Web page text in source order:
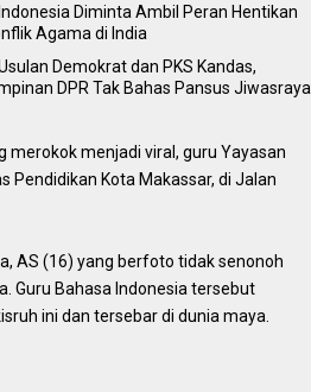
Indonesia Diminta Ambil Peran Hentikan
Agama di India
Demokrat dan PKS Kandas,
DPR Tak Bahas Pansus Jiwasraya
merokok menjadi viral, guru Yayasan
Pendidikan Kota Makassar, di Jalan
AS (16) yang berfoto tidak senonoh
Guru Bahasa Indonesia tersebut
ini dan tersebar di dunia maya.